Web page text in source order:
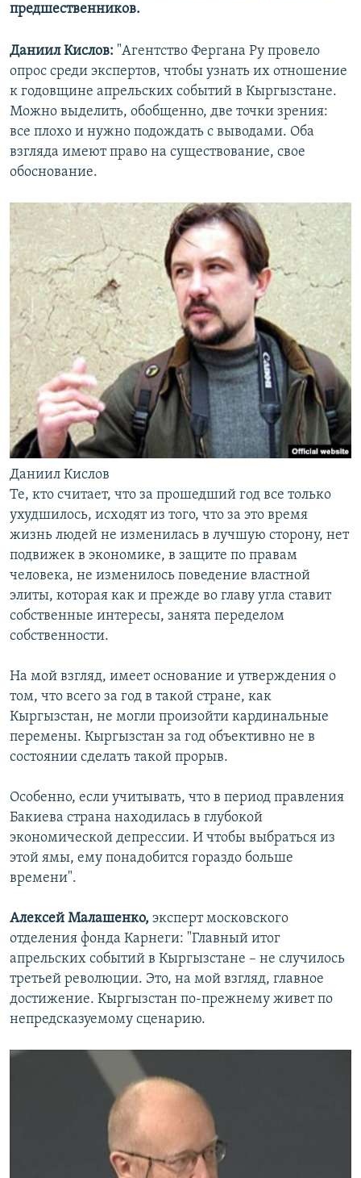
предшественников.
Даниил Кислов: "Агентство Фергана Ру провело
опрос среди экспертов, чтобы узнать их отношение
к годовщине апрельских событий в Кыргызстане.
Можно выделить, обобщенно, две точки зрения:
все плохо и нужно подождать с выводами. Оба
взгляда имеют право на существование, свое
обоснование.
Даниил Кислов
Те, кто считает, что за прошедший год все только
ухудшилось, исходят из того, что за это время
жизнь людей не изменилась в лучшую сторону, нет
подвижек в экономике, в защите по правам
человека, не изменилось поведение властной
элиты, которая как и прежде во главу угла ставит
собственные интересы, занята переделом
собственности.
На мой взгляд, имеет основание и утверждения о
том, что всего за год в такой стране, как
Кыргызстан, не могли произойти кардинальные
перемены. Кыргызстан за год объективно не в
состоянии сделать такой прорыв.
Особенно, если учитывать, что в период правления
Бакиева страна находилась в глубокой
экономической депрессии. И чтобы выбраться из
этой ямы, ему понадобится гораздо больше
времени".
Алексей Малашенко, эксперт московского
отделения фонда Карнеги: "Главный итог
апрельских событий в Кыргызстане – не случилось
третьей революции. Это, на мой взгляд, главное
достижение. Кыргызстан по-прежнему живет по
непредсказуемому сценарию.